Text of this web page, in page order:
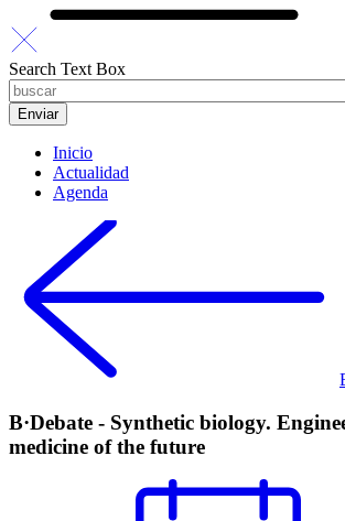
Search Text Box
Inicio
Actualidad
Agenda
B·Debate - Synthetic biology.
medicine of the future